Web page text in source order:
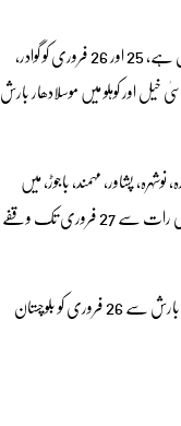
بلوچستان میں چاغی، نوشکی، خاران، پنجگور میں چند موسلا دھار بارشوں کے ساتھ آندھی یا گرج چمک کے ساتھ بارش کا امکان ہے، 25 اور 26 فروری کو گوادر،
اور کوہلو میں موسلادھار بارش
پشاور، مہمند، باجوڑ، میں
آندھی یا گرج چمک کے ساتھ بارش (پہاڑوں پر برفباری) متوقع ہے، خیبر، کرم، کوہاٹ، بنوں اور وزیرستان 25 فروری کی رات سے 27 فروری تک وقفے
موسم کی ایڈوائزری میں کہا گیا ہے کہ برف باری سے شمالی بلوچستان میں سڑکیں متاثر اور بند ہو سکتی ہیں اور موسلا دھار بارش سے 26 فروری کو بلوچستان